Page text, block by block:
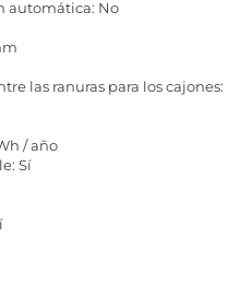
automática: No
las ranuras para los cajones:
/ año
Sí